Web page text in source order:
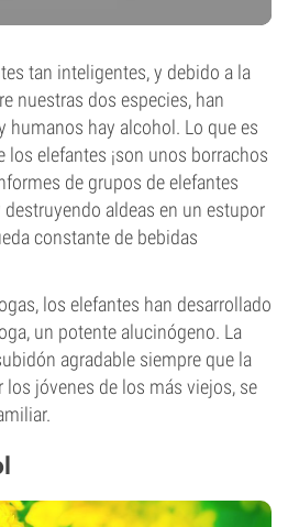
tan inteligentes, y debido a la
nuestras dos especies, han
humanos hay alcohol. Lo que es
los elefantes ¡son unos borrachos
de grupos de elefantes
aldeas en un estupor
constante de bebidas
los elefantes han desarrollado
un potente alucinógeno. La
agradable siempre que la
los jóvenes de los más viejos, se